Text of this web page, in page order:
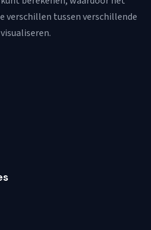
verschillen tussen verschillende